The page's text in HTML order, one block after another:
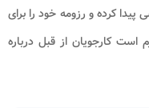
کرده و رزومه خود را برای
است کارجویان از قبل درباره